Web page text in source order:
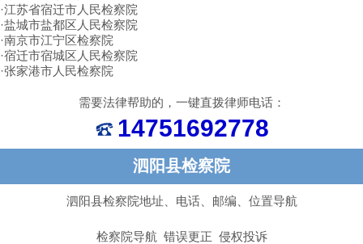
·江苏省宿迁市人民检察院
·盐城市盐都区人民检察院
·南京市江宁区检察院
·宿迁市宿城区人民检察院
·张家港市人民检察院
需要法律帮助的，一键直拨律师电话：
14751692778
泗阳县检察院
泗阳县检察院地址、电话、邮编、位置导航
检察院导航 错误更正 侵权投诉